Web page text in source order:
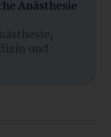
Anästhesie
und